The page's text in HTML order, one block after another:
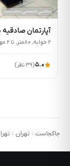
۴٬۱۵۰٬۰۰۰ت/شب
آپارتمان صادقیه
۲ خوابه٬ ۸۰متر٬ تا ۲ مهمان
۵.۰(۳۹ نظر)
جاکجاست تهران